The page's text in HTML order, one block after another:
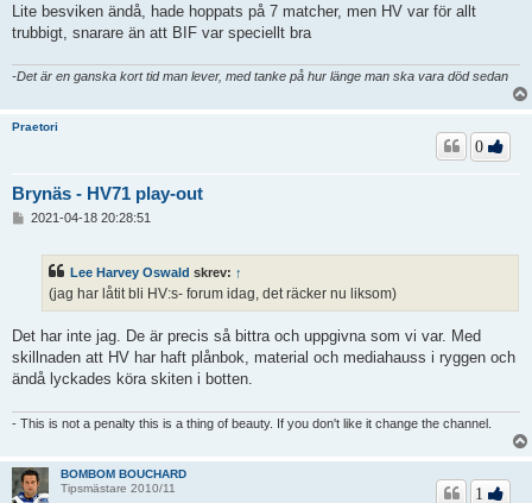
Lite besviken ändå, hade hoppats på 7 matcher, men HV var för allt
trubbigt, snarare än att BIF var speciellt bra
-Det är en ganska kort tid man lever, med tanke på hur länge man ska vara död sedan
Praetori
Brynäs - HV71 play-out
0
2021-04-18 20:28:51
Lee Harvey Oswald skrev: ↑
(jag har låtit bli HV:s- forum idag, det räcker nu liksom)
Det har inte jag. De är precis så bittra och uppgivna som vi var. Med
skillnaden att HV har haft plånbok, material och mediahauss i ryggen och
ändå lyckades köra skiten i botten.
- This is not a penalty this is a thing of beauty. If you don't like it change the channel.
BOMBOM BOUCHARD
Tipsmästare 2010/11
1